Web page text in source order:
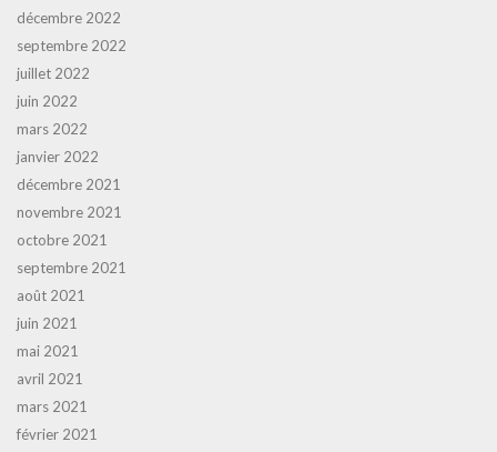
décembre 2022
septembre 2022
juillet 2022
juin 2022
mars 2022
janvier 2022
décembre 2021
novembre 2021
octobre 2021
septembre 2021
août 2021
juin 2021
mai 2021
avril 2021
mars 2021
février 2021